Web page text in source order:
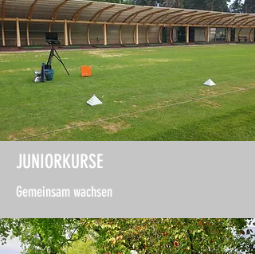
JUNIORKURSE
Gemeinsam wachsen